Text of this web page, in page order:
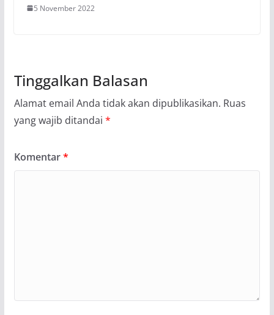
5 November 2022
Tinggalkan Balasan
Alamat email Anda tidak akan dipublikasikan. Ruas
yang wajib ditandai *
Komentar*